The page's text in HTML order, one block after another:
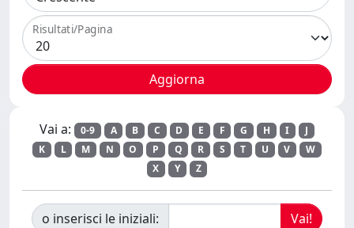
Risultati/Pagina
Vai a: 0-9 A B C D E F G H I
J
K
L M N O P Q R S T U V
W
X
Y Z
o inserisci le iniziali: